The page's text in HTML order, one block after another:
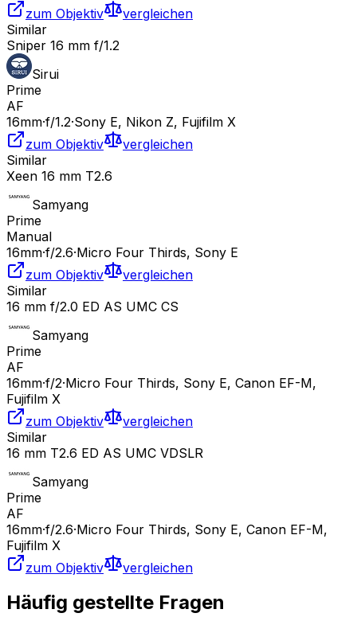
zum Objektiv
vergleichen
Similar
Sniper 16 mm f/1.2
Sirui
Prime
AF
16mm·f/1.2·Sony E, Nikon Z, Fujifilm X
zum Objektiv
vergleichen
Similar
Xeen 16 mm T2.6
Samyang
Prime
Manual
16mm·f/2.6·Micro Four Thirds, Sony E
zum Objektiv
vergleichen
Similar
16 mm f/2.0 ED AS UMC CS
Samyang
Prime
AF
16mm·f/2·Micro Four Thirds, Sony E, Canon EF-M,
Fujifilm X
zum Objektiv
vergleichen
Similar
16 mm T2.6 ED AS UMC VDSLR
Samyang
Prime
AF
16mm·f/2.6·Micro Four Thirds, Sony E, Canon EF-M,
Fujifilm X
zum Objektiv
vergleichen
Häufig gestellte Fragen